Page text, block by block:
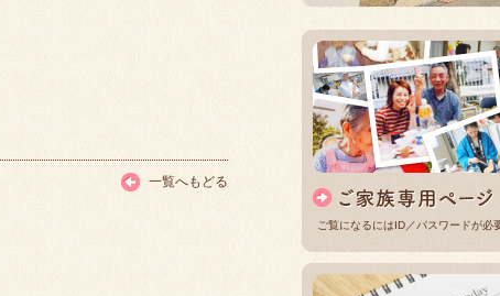
一覧へもどる
ご覧になるにはID／パスワードが必